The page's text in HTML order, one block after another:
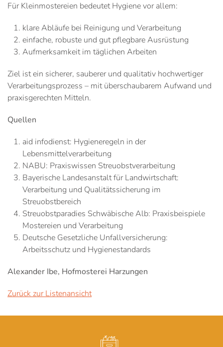
Für Kleinmostereien bedeutet Hygiene vor allem:
klare Abläufe bei Reinigung und Verarbeitung
einfache, robuste und gut pflegbare Ausrüstung
Aufmerksamkeit im täglichen Arbeiten
Ziel ist ein sicherer, sauberer und qualitativ hochwertiger
Verarbeitungsprozess – mit überschaubarem Aufwand und
praxisgerechten Mitteln.
Quellen
aid infodienst: Hygieneregeln in der
Lebensmittelverarbeitung
NABU: Praxiswissen Streuobstverarbeitung
Bayerische Landesanstalt für Landwirtschaft:
Verarbeitung und Qualitätssicherung im
Streuobstbereich
Streuobstparadies Schwäbische Alb: Praxisbeispiele
Mostereien und Verarbeitung
Deutsche Gesetzliche Unfallversicherung:
Arbeitsschutz und Hygienestandards
Alexander Ibe, Hofmosterei Harzungen
Zurück zur Listenansicht